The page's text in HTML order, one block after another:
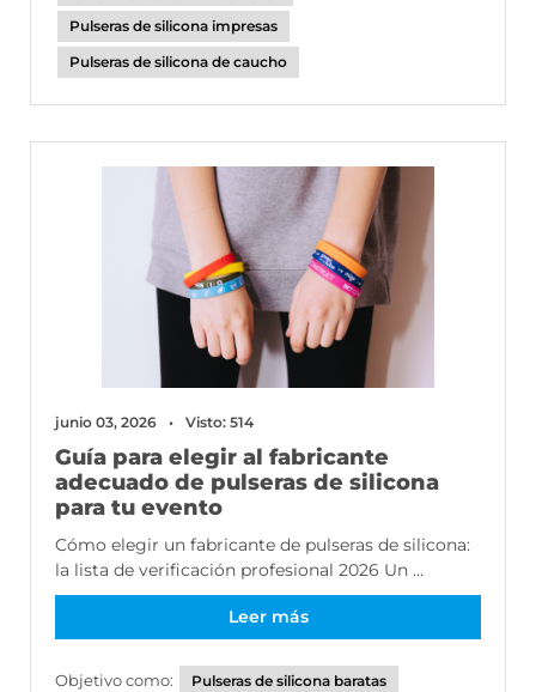
Pulseras de silicona impresas
Pulseras de silicona de caucho
junio 03, 2026 Visto: 514
Guía para elegir al fabricante
adecuado de pulseras de silicona
para tu evento
Cómo elegir un fabricante de pulseras de silicona:
la lista de verificación profesional 2026 Un ...
Leer más
Objetivo como:
Pulseras de silicona baratas